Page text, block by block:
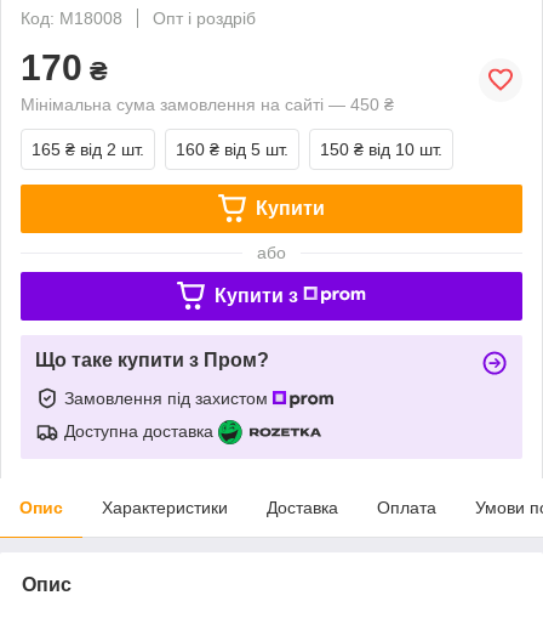
Код: M18008
Опт і роздріб
170 ₴
Мінімальна сума замовлення на сайті — 450 ₴
165 ₴ від 2 шт. 160 ₴ від 5 шт. 150 ₴ від 10 шт.
Купити
або
Купити з
Що таке купити з Пром?
Замовлення під захистом
Доступна доставка
Опис Характеристики Доставка Оплата Умови
Опис